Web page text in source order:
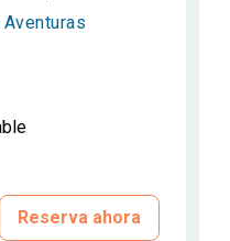
Reserva ahora